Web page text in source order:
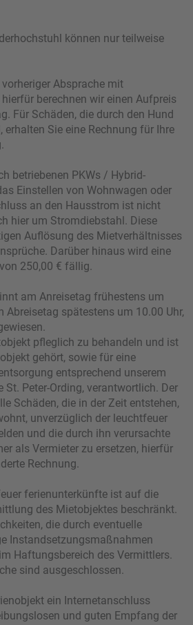
können nur teilweise
Absprache mit
berechnen wir einen Aufpreis
Für Schäden, die durch den Hund
Sie eine Rechnung für Ihre
betriebenen PKWs / Hybrid-
Einstellen von Wohnwagen oder
an den Hausstrom ist nicht
hier um Stromdiebstahl. Diese
Auflösung des Mietverhältnisses
Darüber hinaus wird eine
250,00 € fällig.
am Anreisetag frühestens um
Abreisetag spätestens um 10.00 Uhr,
pfleglich zu behandeln und ist
gehört, sowie für eine
entsprechend unserem
St. Peter-Ording, verantwortlich. Der
Schäden, die in der Zeit entstehen,
unverzüglich der leuchtfeuer
und die durch ihn verursachte
als Vermieter zu ersetzen, hierfür
Rechnung.
ferienunterkünfte ist auf die
des Mietobjektes beschränkt.
die durch eventuelle
Instandsetzungsmaßnahmen
Haftungsbereich des Vermittlers.
sind ausgeschlossen.
ein Internetanschluss
und guten Empfang der